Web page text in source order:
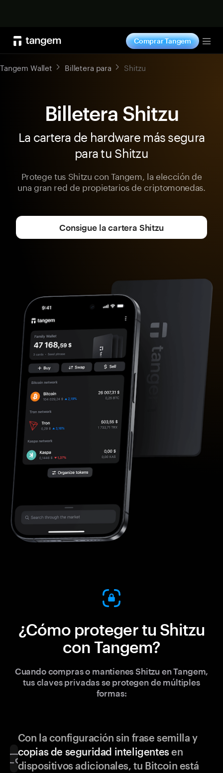
Comprar Tangem
Tangem Wallet Billetera para Shitzu
Billetera Shitzu
La cartera de hardware más segura
para tu Shitzu
Protege tus Shitzu con Tangem, la elección de
una gran red de propietarios de criptomonedas.
Consigue la cartera Shitzu
¿Cómo proteger tu Shitzu
con Tangem?
Cuando compras o mantienes Shitzu en Tangem,
tus claves privadas se protegen de múltiples
formas:
Con la configuración sin frase semilla y
copias de seguridad inteligentesen
dispositivos adicionales, tu Bitcoin está